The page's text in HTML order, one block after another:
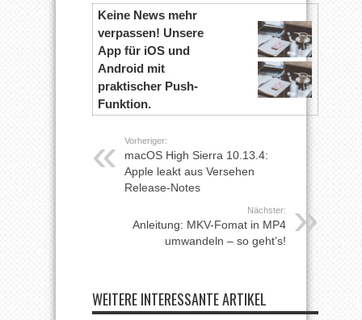
Keine News mehr
verpassen! Unsere
App für iOS und
Android mit
praktischer Push-
Funktion.
Vorheriger:
macOS High Sierra 10.13.4:
Apple leakt aus Versehen
Release-Notes
Nächster:
Anleitung: MKV-Fomat in MP4
umwandeln – so geht’s!
WEITERE INTERESSANTE ARTIKEL